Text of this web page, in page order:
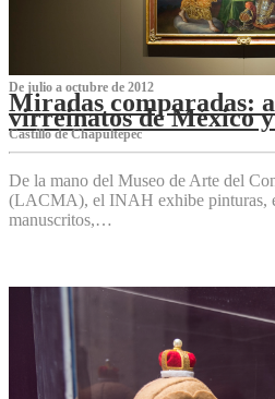
De julio a octubre de 2012
Miradas comparadas:
virreinatos de México
Castillo de Chapultepec
De la mano del Museo de Arte del
(LACMA), el INAH exhibe pinturas,
manuscritos,…